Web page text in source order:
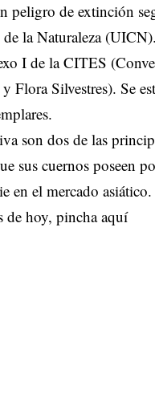
peligro de extinción
la Naturaleza
I de la CITES
Flora Silvestres). Se
son dos de las
sus cuernos poseen
en el mercado asiático.
de hoy,pincha aquí